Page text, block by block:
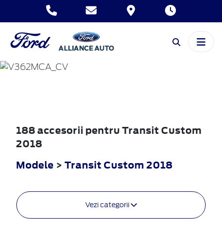
TRANSIT
CUSTOM
188 accesorii pentru Transit Custom
2018
Modele > Transit Custom 2018
Vezi categorii